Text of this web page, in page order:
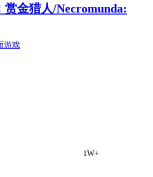
赏金猎人/Necromunda:
1W+